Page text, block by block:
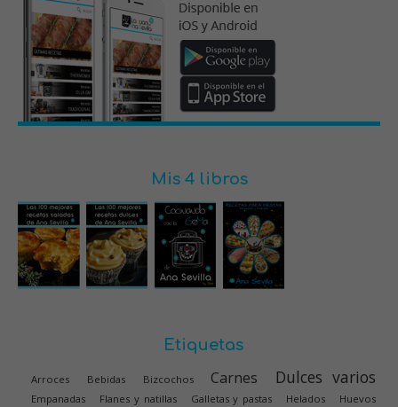
Mis 4 libros
Etiquetas
Arroces Bebidas Bizcochos Carnes Dulces varios
Empanadas Flanes y natillas Galletas y pastas Helados Huevos